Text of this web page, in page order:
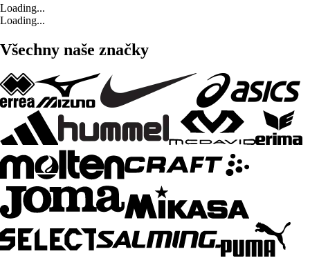
Loading...
Loading...
Všechny naše značky